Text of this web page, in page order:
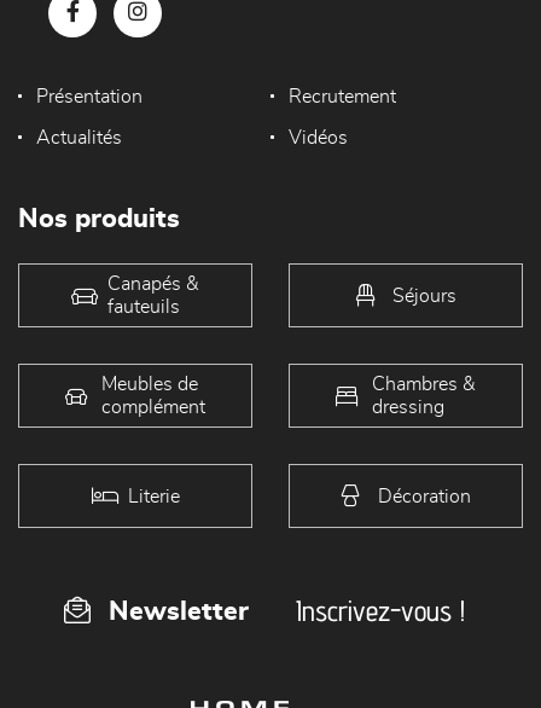
Présentation Recrutement
Actualités Vidéos
Nos produits
Canapés &
fauteuils
Séjours
Meubles de
complément
Chambres &
dressing
Literie Décoration
Newsletter Inscrivez-vous !